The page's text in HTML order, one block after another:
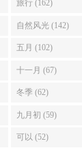
旅行 (162)
自然风光 (142)
五月 (102)
十一月 (67)
冬季 (62)
九月初 (59)
可以 (52)